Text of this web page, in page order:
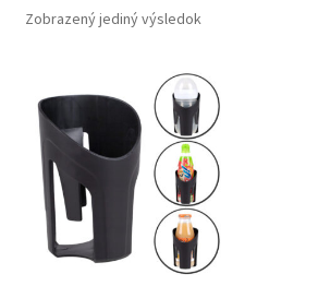
Zobrazený jediný výsledok